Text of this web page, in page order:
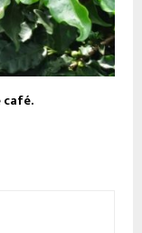
café.